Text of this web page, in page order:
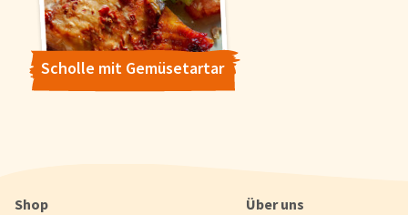
Scholle mit Gemüsetartar
Shop
Über uns